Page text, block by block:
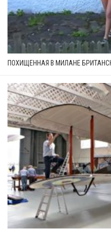
ПОХИЩЕННАЯ В МИЛАНЕ